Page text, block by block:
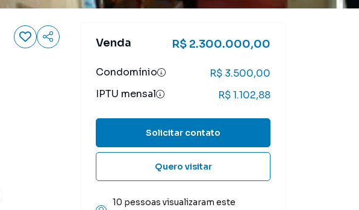
Venda R$ 2.300.000,00
Condomínio
R$ 3.500,00
IPTU mensal
R$ 1.102,88
Solicitar contato
Quero visitar
10 pessoas visualizaram este